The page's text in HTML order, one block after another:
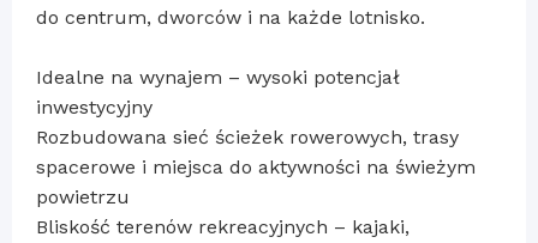
do centrum, dworców i na każde lotnisko.
Idealne na wynajem – wysoki potencjał
inwestycyjny
Rozbudowana sieć ścieżek rowerowych, trasy
spacerowe i miejsca do aktywności na świeżym
powietrzu
Bliskość terenów rekreacyjnych – kajaki,